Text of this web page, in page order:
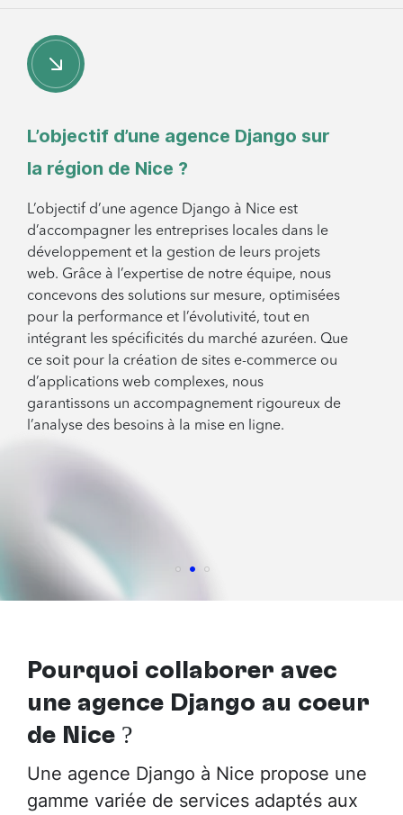
L’objectif d’une agence Django sur
la région de Nice ?
L’objectif d’une agence Django à Nice est
d’accompagner les entreprises locales dans le
développement et la gestion de leurs projets
web. Grâce à l’expertise de notre équipe, nous
concevons des solutions sur mesure, optimisées
pour la performance et l’évolutivité, tout en
intégrant les spécificités du marché azuréen. Que
ce soit pour la création de sites e-commerce ou
d’applications web complexes, nous
garantissons un accompagnement rigoureux de
l’analyse des besoins à la mise en ligne.
Pourquoi collaborer avec
une agence Django au cœur
de Nice ?
Une agence Django à Nice propose une
gamme variée de services adaptés aux